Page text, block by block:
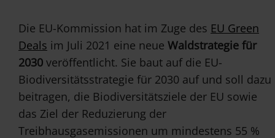
Die EU-Kommission hat im Zuge des EU Green
Deals im Juli 2021 eine neue Waldstrategie für
2030 veröffentlicht. Sie baut auf die EU-
Biodiversitätsstrategie für 2030 auf und soll dazu
beitragen, die Biodiversitätsziele der EU sowie
das Ziel der Reduzierung der
Treibhausgasemissionen um mindestens 55 %